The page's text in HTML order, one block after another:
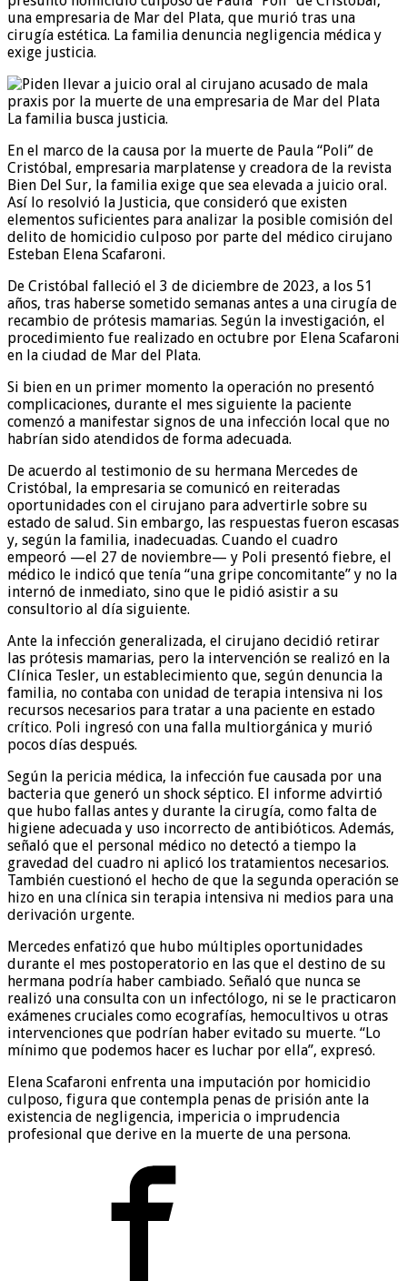
una empresaria de Mar del Plata, que murió tras una
cirugía estética. La familia denuncia negligencia médica y
exige justicia.
La familia busca justicia.
En el marco de la causa por la muerte de Paula “Poli” de
Cristóbal, empresaria marplatense y creadora de la revista
Bien Del Sur, la familia exige que sea elevada a juicio oral.
Así lo resolvió la Justicia, que consideró que existen
elementos suficientes para analizar la posible comisión del
delito de homicidio culposo por parte del médico cirujano
Esteban Elena Scafaroni.
De Cristóbal falleció el 3 de diciembre de 2023, a los 51
años, tras haberse sometido semanas antes a una cirugía de
recambio de prótesis mamarias. Según la investigación, el
procedimiento fue realizado en octubre por Elena Scafaroni
en la ciudad de Mar del Plata.
Si bien en un primer momento la operación no presentó
complicaciones, durante el mes siguiente la paciente
comenzó a manifestar signos de una infección local que no
habrían sido atendidos de forma adecuada.
De acuerdo al testimonio de su hermana Mercedes de
Cristóbal, la empresaria se comunicó en reiteradas
oportunidades con el cirujano para advertirle sobre su
estado de salud. Sin embargo, las respuestas fueron escasas
y, según la familia, inadecuadas. Cuando el cuadro
empeoró —el 27 de noviembre— y Poli presentó fiebre, el
médico le indicó que tenía “una gripe concomitante” y no la
internó de inmediato, sino que le pidió asistir a su
consultorio al día siguiente.
Ante la infección generalizada, el cirujano decidió retirar
las prótesis mamarias, pero la intervención se realizó en la
Clínica Tesler, un establecimiento que, según denuncia la
familia, no contaba con unidad de terapia intensiva ni los
recursos necesarios para tratar a una paciente en estado
crítico. Poli ingresó con una falla multiorgánica y murió
pocos días después.
Según la pericia médica, la infección fue causada por una
bacteria que generó un shock séptico. El informe advirtió
que hubo fallas antes y durante la cirugía, como falta de
higiene adecuada y uso incorrecto de antibióticos. Además,
señaló que el personal médico no detectó a tiempo la
gravedad del cuadro ni aplicó los tratamientos necesarios.
También cuestionó el hecho de que la segunda operación se
hizo en una clínica sin terapia intensiva ni medios para una
derivación urgente.
Mercedes enfatizó que hubo múltiples oportunidades
durante el mes postoperatorio en las que el destino de su
hermana podría haber cambiado. Señaló que nunca se
realizó una consulta con un infectólogo, ni se le practicaron
exámenes cruciales como ecografías, hemocultivos u otras
intervenciones que podrían haber evitado su muerte. “Lo
mínimo que podemos hacer es luchar por ella”, expresó.
Elena Scafaroni enfrenta una imputación por homicidio
culposo, figura que contempla penas de prisión ante la
existencia de negligencia, impericia o imprudencia
profesional que derive en la muerte de una persona.